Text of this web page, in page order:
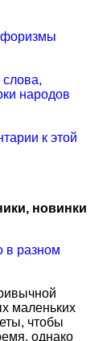
народов
к этой
новинки
в разном
маленьких
чтобы
однако